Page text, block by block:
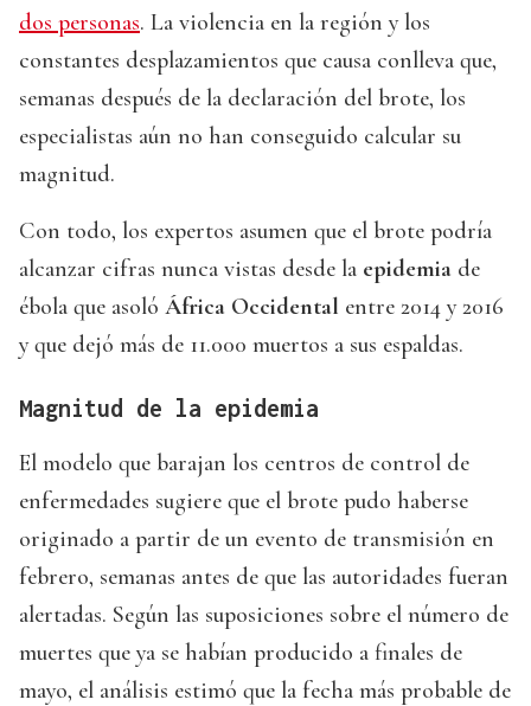
dos personas. La violencia en la región y los
constantes desplazamientos que causa conlleva que,
semanas después de la declaración del brote, los
especialistas aún no han conseguido calcular su
magnitud.
Con todo, los expertos asumen que el brote podría
alcanzar cifras nunca vistas desde la epidemia de
ébola que asoló África Occidental entre 2014 y 2016
y que dejó más de 11.000 muertos a sus espaldas.
Magnitud de la epidemia
El modelo que barajan los centros de control de
enfermedades sugiere que el brote pudo haberse
originado a partir de un evento de transmisión en
febrero, semanas antes de que las autoridades fueran
alertadas. Según las suposiciones sobre el número de
muertes que ya se habían producido a finales de
mayo, el análisis estimó que la fecha más probable de